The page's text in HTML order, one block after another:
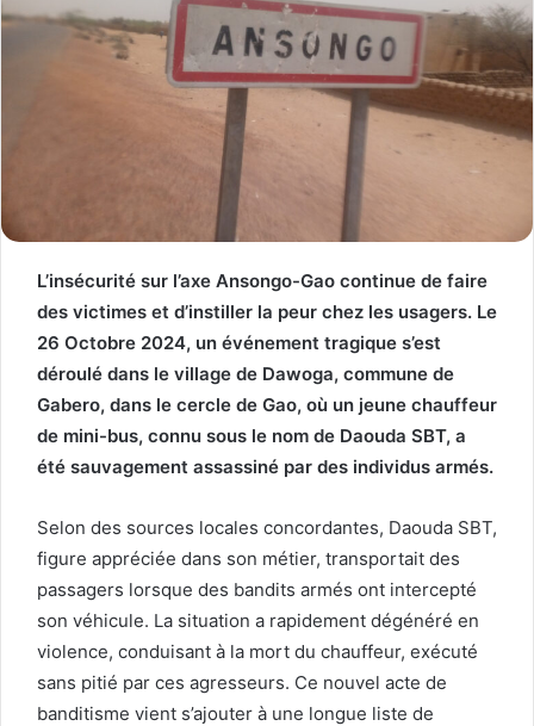
L’insécurité sur l’axe Ansongo-Gao continue de faire
des victimes et d’instiller la peur chez les usagers. Le
26 Octobre 2024, un événement tragique s’est
déroulé dans le village de Dawoga, commune de
Gabero, dans le cercle de Gao, où un jeune chauffeur
de mini-bus, connu sous le nom de Daouda SBT, a
été sauvagement assassiné par des individus armés.
Selon des sources locales concordantes, Daouda SBT,
figure appréciée dans son métier, transportait des
passagers lorsque des bandits armés ont intercepté
son véhicule. La situation a rapidement dégénéré en
violence, conduisant à la mort du chauffeur, exécuté
sans pitié par ces agresseurs. Ce nouvel acte de
banditisme vient s’ajouter à une longue liste de